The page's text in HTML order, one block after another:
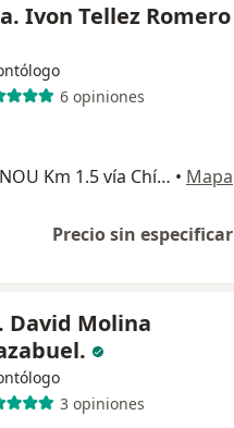
Ivon Tellez Romero
6 opiniones
Centro Empresarial NOU Km 1.5 vía Chía - Cajica, Cajicá • Mapa
Precio sin especificar
David Molina
3 opiniones